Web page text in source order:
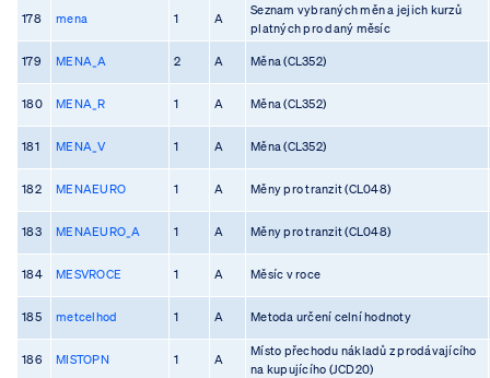
178 mena 1 A
Seznam vybraných měn a jejich kurzů
platných pro daný měsíc
179 MENA_A 2 A Měna (CL352)
180 MENA_R 1 A Měna (CL352)
181 MENA_V 1 A Měna (CL352)
182 MENAEURO 1 A Měny pro tranzit (CL048)
183 MENAEURO_A 1 A Měny pro tranzit (CL048)
184 MESVROCE 1 A Měsíc v roce
185 metcelhod 1 A Metoda určení celní hodnoty
186 MISTOPN 1 A
Místo přechodu nákladů z prodávajícího
na kupujícího (JCD20)